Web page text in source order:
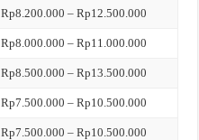
Rp8.200.000 – Rp12.500.000
Rp8.000.000 – Rp11.000.000
Rp8.500.000 – Rp13.500.000
Rp7.500.000 – Rp10.500.000
Rp7.500.000 – Rp10.500.000